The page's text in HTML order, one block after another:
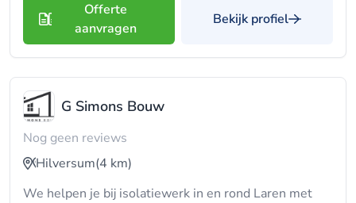
Offerte
aanvragen
Bekijk profiel
G Simons Bouw
Nog geen reviews
Hilversum(4 km)
We helpen je bij isolatiewerk in en rond Laren met